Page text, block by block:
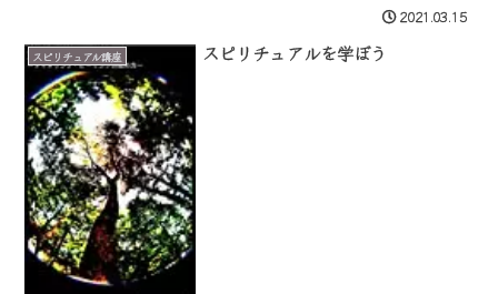
2021.03.15
スピリチュアル講座 スピリチュアルを学ぼう